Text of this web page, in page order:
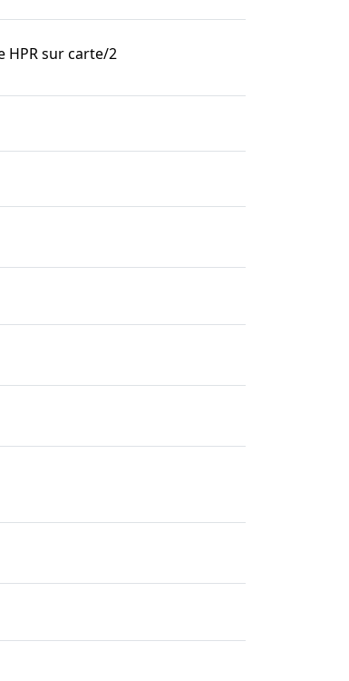
HPR sur carte/2